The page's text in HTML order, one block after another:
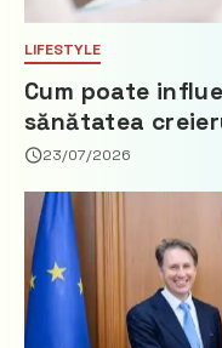
LIFESTYLE
Cum poate
sănătatea
23/07/2026